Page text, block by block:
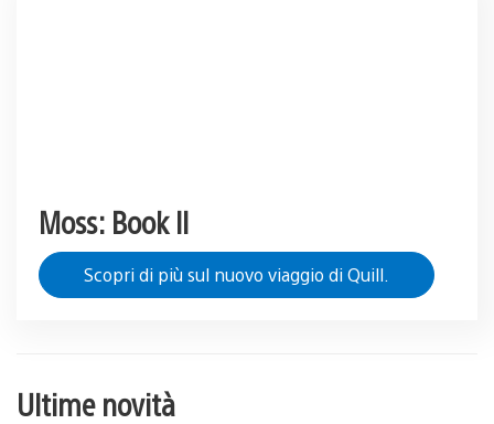
Moss: Book II
Scopri di più sul nuovo viaggio di Quill.
Ultime novità